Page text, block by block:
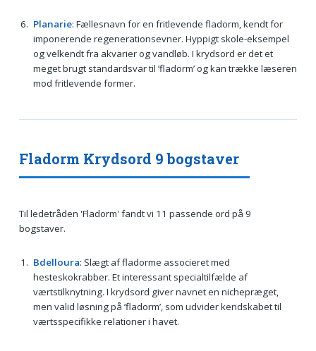
Planarie: Fællesnavn for en fritlevende fladorm, kendt for
imponerende regenerationsevner. Hyppigt skole-eksempel
og velkendt fra akvarier og vandløb. I krydsord er det et
meget brugt standardsvar til ’fladorm’ og kan trække læseren
mod fritlevende former.
Fladorm Krydsord 9 bogstaver
Til ledetråden 'Fladorm' fandt vi 11 passende ord på 9
bogstaver.
Bdelloura: Slægt af fladorme associeret med
hesteskokrabber. Et interessant specialtilfælde af
værtstilknytning. I krydsord giver navnet en nichepræget,
men valid løsning på ’fladorm’, som udvider kendskabet til
værtsspecifikke relationer i havet.